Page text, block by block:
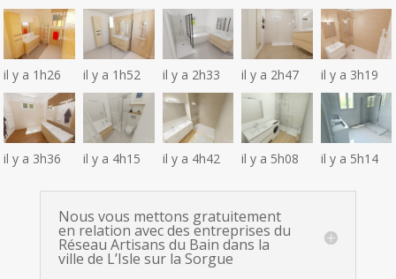
il y a 1h26 il y a 1h52 il y a 2h33 il y a 2h47 il y a 3h19
il y a 3h36 il y a 4h15 il y a 4h42 il y a 5h08 il y a 5h14
Nous vous mettons gratuitement
en relation avec des entreprises du
Réseau Artisans du Bain dans la
ville de L’Isle sur la Sorgue